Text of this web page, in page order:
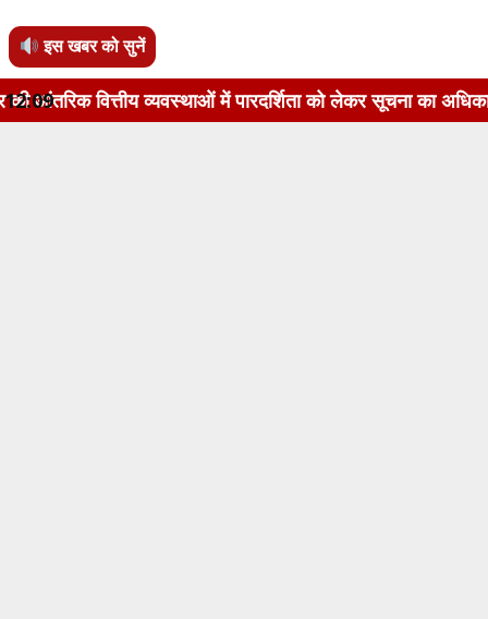
इस खबर को सुनें
व्यवस्थाओं में पारदर्शिता को लेकर सूचना का अधिकार अधिनियम,
12:09